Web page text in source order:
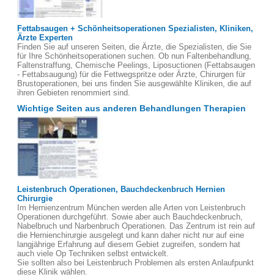
Fettabsaugen + Schönheitsoperationen Spezialisten, Kliniken,
Ärzte Experten
Finden Sie auf unseren Seiten, die Ärzte, die Spezialisten, die Sie
für Ihre Schönheitsoperationen suchen. Ob nun Faltenbehandlung,
Faltenstraffung, Chemische Peelings, Liposuctionen (Fettabsaugen
- Fettabsaugung) für die Fettwegspritze oder Ärzte, Chirurgen für
Brustoperationen, bei uns finden Sie ausgewählte Kliniken, die auf
ihren Gebieten renommiert sind.
Wichtige Seiten aus anderen Behandlungen Therapien
Leistenbruch Operationen, Bauchdeckenbruch Hernien
Chirurgie
Im Hernienzentrum München werden alle Arten von Leistenbruch
Operationen durchgeführt. Sowie aber auch Bauchdeckenbruch,
Nabelbruch und Narbenbruch Operationen. Das Zentrum ist rein auf
die Hernienchirurgie ausgelegt und kann daher nicht nur auf eine
langjährige Erfahrung auf diesem Gebiet zugreifen, sondern hat
auch viele Op Techniken selbst entwickelt.
Sie sollten also bei Leistenbruch Problemen als ersten Anlaufpunkt
diese Klinik wählen.